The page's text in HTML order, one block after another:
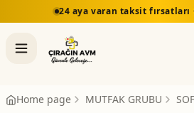
24 aya varan taksit fırsatları
Home page MUTFAK GRUBU